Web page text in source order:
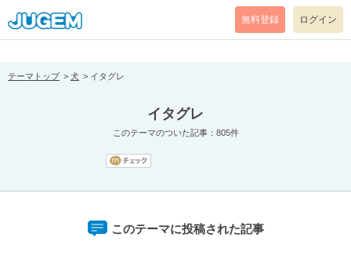
[pear_error: message="Success" code=0 mode=return level=notice
prefix="" info=""]
無料登録 ログイン
テーマトップ 犬 イタグレ
イタグレ
このテーマのついた記事：805件
このテーマに投稿された記事